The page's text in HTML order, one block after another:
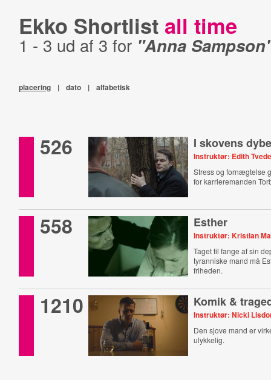
Ekko Shortlist all time
1 - 3 ud af 3 for "Anna
placering | dato | alfabetisk
526 I skovens
Instruktør: Edith
Stress og fornægtelse
for karrieremanden
558 Esther
Instruktør: Kristian
Taget til fange af sin
tyranniske mand må
friheden.
1210 Komik &
Instruktør: Nicki
Den sjove mand er
ulykkelig.